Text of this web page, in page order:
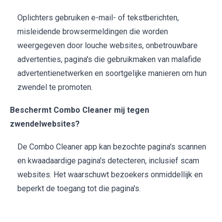
Oplichters gebruiken e-mail- of tekstberichten,
misleidende browsermeldingen die worden
weergegeven door louche websites, onbetrouwbare
advertenties, pagina's die gebruikmaken van malafide
advertentienetwerken en soortgelijke manieren om hun
zwendel te promoten.
Beschermt Combo Cleaner mij tegen
zwendelwebsites?
De Combo Cleaner app kan bezochte pagina's scannen
en kwaadaardige pagina's detecteren, inclusief scam
websites. Het waarschuwt bezoekers onmiddellijk en
beperkt de toegang tot die pagina's.